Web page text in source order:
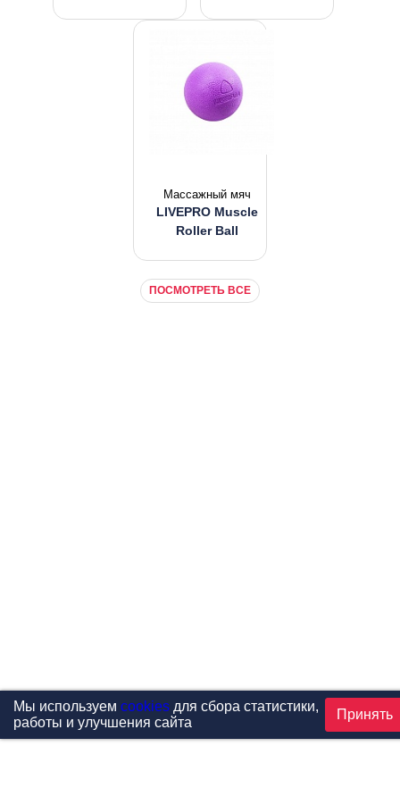
Массажный мяч
LIVEPRO Muscle
Roller Ball
ПОСМОТРЕТЬ ВСЕ
Мы используем cookiesдля сбора статистики,
работы и улучшения сайта
Принять